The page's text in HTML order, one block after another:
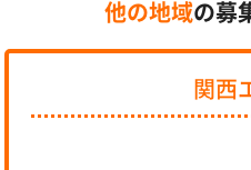
他の地域の募
関西